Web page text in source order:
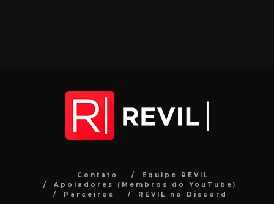
Contato
Equipe REVIL
Apoiadores (Membros do YouTube)
Parceiros
REVIL no Discord